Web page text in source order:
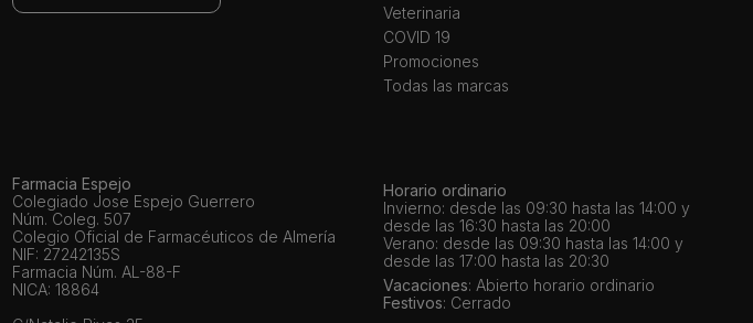
Veterinaria
COVID 19
Promociones
Todas las marcas
Farmacia Espejo
Colegiado Jose Espejo Guerrero
Núm. Coleg. 507
Colegio Oficial de Farmacéuticos de Almería
NIF: 27242135S
Farmacia Núm. AL-88-F
NICA: 18864
Horario ordinario
Invierno: desde las 09:30 hasta las 14:00 y
desde las 16:30 hasta las 20:00
Verano: desde las 09:30 hasta las 14:00 y
desde las 17:00 hasta las 20:30
Vacaciones: Abierto horario ordinario
Festivos: Cerrado